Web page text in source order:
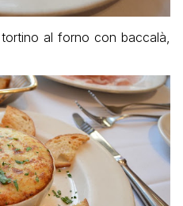
al forno con baccalà,